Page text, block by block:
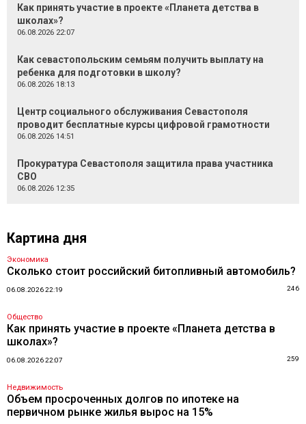
Как принять участие в проекте «Планета детства в
школах»?
06.08.2026 22:07
Как севастопольским семьям получить выплату на
ребенка для подготовки в школу?
06.08.2026 18:13
Центр социального обслуживания Севастополя
проводит бесплатные курсы цифровой грамотности
06.08.2026 14:51
Прокуратура Севастополя защитила права участника
СВО
06.08.2026 12:35
Картина дня
Экономика
Сколько стоит российский битопливный автомобиль?
06.08.2026 22:19 246
Общество
Как принять участие в проекте «Планета детства в
школах»?
06.08.2026 22:07 259
Недвижимость
Объем просроченных долгов по ипотеке на
первичном рынке жилья вырос на 15%